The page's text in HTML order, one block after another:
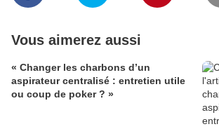
Vous aimerez aussi
« Changer les charbons d’un
aspirateur centralisé : entretien utile
ou coup de poker ? »